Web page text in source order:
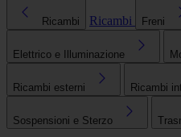
Ricambi Ricambi Freni
Elettrico e Illuminazione
Ricambi esterni Ricambi
Sospensioni e Sterzo